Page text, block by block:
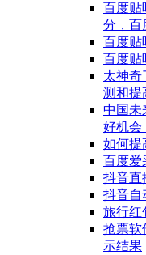
百度贴
分，百
百度贴
百度贴
太神奇
测和提
中国未
好机会
如何提
百度爱
抖音直
抖音自
旅行红
抢票软
示结果